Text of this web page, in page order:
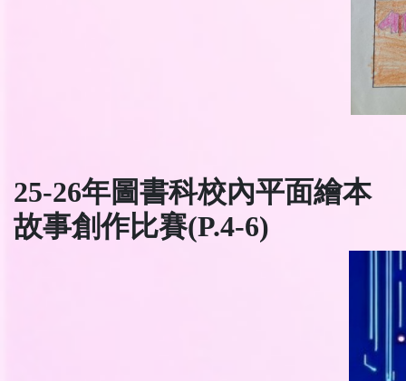
25-26年圖書科校內平面繪本
故事創作比賽(P.4-6)